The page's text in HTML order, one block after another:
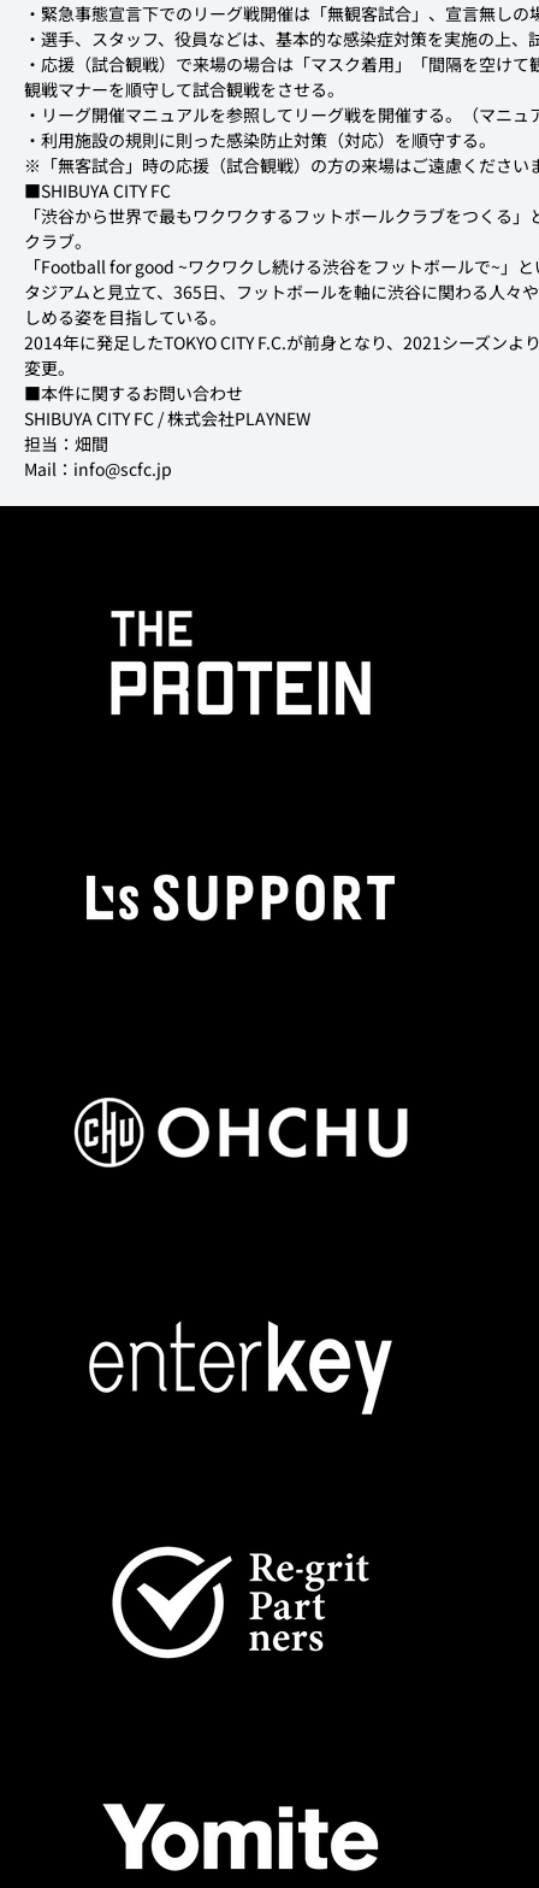
・緊急事態宣言下でのリーグ戦開催は「無観客試合」、宣言無し
・選手、スタッフ、役員などは、基本的な感染症対策を実施の上、
・応援（試合観戦）で来場の場合は「マスク着用」「間隔を空け
観戦マナーを順守して試合観戦をさせる。
・リーグ開催マニュアルを参照してリーグ戦を開催する。（マニュ
・利用施設の規則に則った感染防止対策（対応）を順守する。
※「無客試合」時の応援（試合観戦）の方の来場はご遠慮ください
■SHIBUYA CITY FC
「渋谷から世界で最もワクワクするフットボールクラブをつくる
クラブ。
「Football for good ~ワクワクし続ける渋谷をフットボールで~」
タジアムと見立て、365日、フットボールを軸に渋谷に関わる人々
しめる姿を目指している。
2014年に発足したTOKYO CITY F.C.が前身となり、2021シーズンよ
変更。
■本件に関するお問い合わせ
SHIBUYA CITY FC / 株式会社PLAYNEW
担当：畑間
Mail：info@scfc.jp